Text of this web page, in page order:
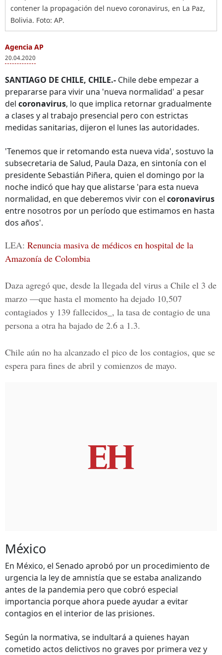
contener la propagación del nuevo coronavirus, en La Paz,
Bolivia. Foto: AP.
Agencia AP
20.04.2020
SANTIAGO DE CHILE, CHILE.- Chile debe empezar a
prepararse para vivir una 'nueva normalidad' a pesar
del coronavirus, lo que implica retornar gradualmente
a clases y al trabajo presencial pero con estrictas
medidas sanitarias, dijeron el lunes las autoridades.
'Tenemos que ir retomando esta nueva vida', sostuvo la
subsecretaria de Salud, Paula Daza, en sintonía con el
presidente Sebastián Piñera, quien el domingo por la
noche indicó que hay que alistarse 'para esta nueva
normalidad, en que deberemos vivir con el coronavirus
entre nosotros por un período que estimamos en hasta
dos años'.
LEA: Renuncia masiva de médicos en hospital de la
Amazonía de Colombia
Daza agregó que, desde la llegada del virus a Chile el 3 de
marzo —que hasta el momento ha dejado 10,507
contagiados y 139 fallecidos_, la tasa de contagio de una
persona a otra ha bajado de 2.6 a 1.3.
Chile aún no ha alcanzado el pico de los contagios, que se
espera para fines de abril y comienzos de mayo.
México
En México, el Senado aprobó por un procedimiento de
urgencia la ley de amnistía que se estaba analizando
antes de la pandemia pero que cobró especial
importancia porque ahora puede ayudar a evitar
contagios en el interior de las prisiones.
Según la normativa, se indultará a quienes hayan
cometido actos delictivos no graves por primera vez y